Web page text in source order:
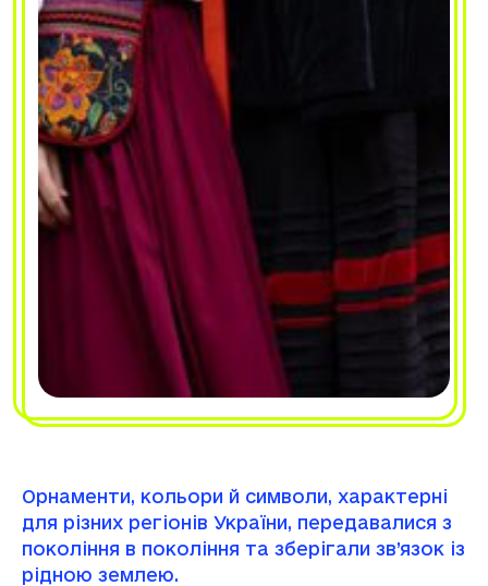
Орнаменти, кольори й символи, характерні
для різних регіонів України, передавалися з
покоління в покоління та зберігали зв’язок із
рідною землею.